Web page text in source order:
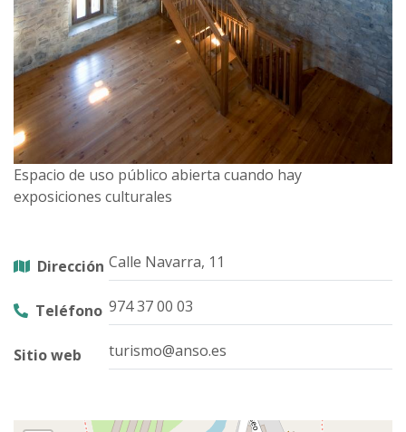
Espacio de uso público abierta cuando hay
exposiciones culturales
Dirección Calle Navarra, 11
Teléfono 974 37 00 03
Sitio web turismo@anso.es